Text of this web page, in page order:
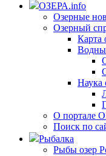
ОЗЕРА.info
Озерные
Озерный
Карта
Наука
О портале
Поиск по
Рыбалка
Рыбы озер